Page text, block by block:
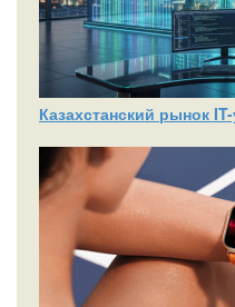
Казахстанский рынок